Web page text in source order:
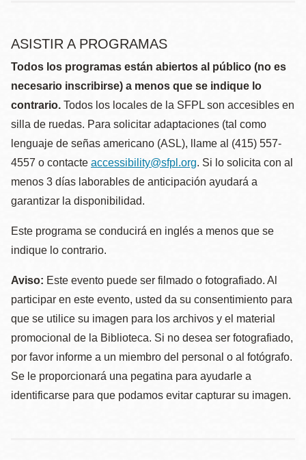
ASISTIR A PROGRAMAS
Todos los programas están abiertos al público (no es
necesario inscribirse) a menos que se indique lo
contrario. Todos los locales de la SFPL son accesibles en
silla de ruedas. Para solicitar adaptaciones (tal como
lenguaje de señas americano (ASL), llame al (415) 557-
4557 o contacte accessibility@sfpl.org. Si lo solicita con al
menos 3 días laborables de anticipación ayudará a
garantizar la disponibilidad.
Este programa se conducirá en inglés a menos que se
indique lo contrario.
Aviso: Este evento puede ser filmado o fotografiado. Al
participar en este evento, usted da su consentimiento para
que se utilice su imagen para los archivos y el material
promocional de la Biblioteca. Si no desea ser fotografiado,
por favor informe a un miembro del personal o al fotógrafo.
Se le proporcionará una pegatina para ayudarle a
identificarse para que podamos evitar capturar su imagen.